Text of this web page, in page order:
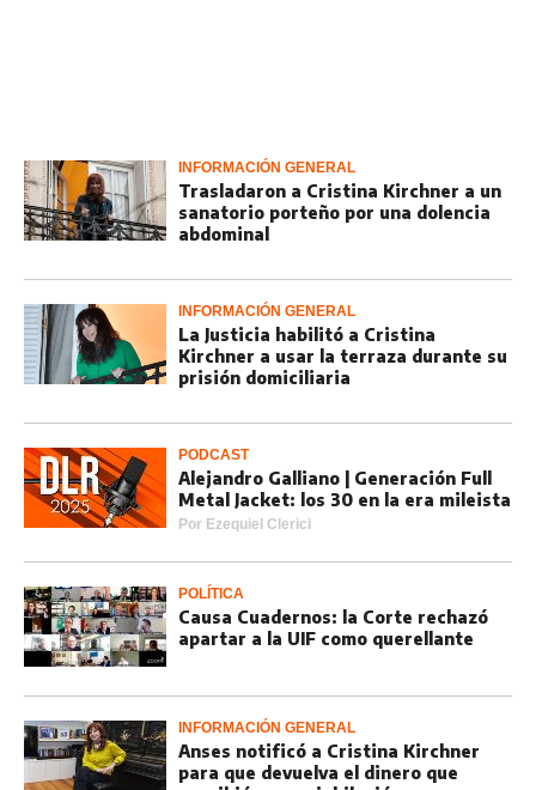
INFORMACIÓN GENERAL
Trasladaron a Cristina Kirchner a un
sanatorio porteño por una dolencia
abdominal
INFORMACIÓN GENERAL
La Justicia habilitó a Cristina
Kirchner a usar la terraza durante su
prisión domiciliaria
PODCAST
Alejandro Galliano | Generación Full
Metal Jacket: los 30 en la era mileista
Por Ezequiel Clerici
POLÍTICA
Causa Cuadernos: la Corte rechazó
apartar a la UIF como querellante
INFORMACIÓN GENERAL
Anses notificó a Cristina Kirchner
para que devuelva el dinero que